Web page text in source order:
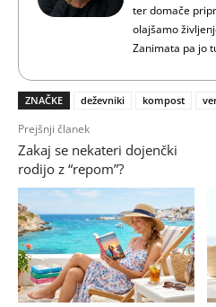
ter domače
olajšamo
Zanimata pa jo
ZNAČKE deževniki kompost
Prejšnji članek
Zakaj se nekateri dojenčki
rodijo z “repom”?